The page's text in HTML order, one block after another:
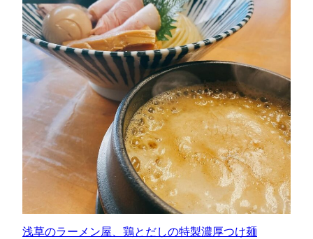
浅草のラーメン屋、鶏とだしの特製濃厚つけ麺